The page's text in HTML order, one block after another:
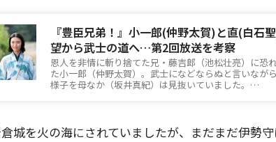
『豊臣兄弟！』小一郎(仲野太賀)と直(白石
望から武士の道へ…第2回放送を考察
恩人を非情に斬り捨てた兄・藤吉郎（池松壮亮）に恐
た小一郎（仲野太賀）。武士になどならぬと言いなが
様子を母なか（坂井真紀）は見抜いていました。…
城を火の海にされていましたが、まだまだ伊勢